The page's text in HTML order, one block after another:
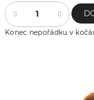
Konec nepořádku v